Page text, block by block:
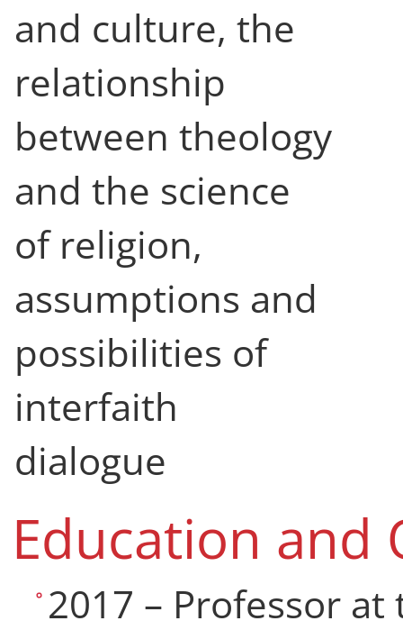
and culture, the
relationship
between theology
and the science
of religion,
assumptions and
possibilities of
interfaith
dialogue
Education and
2017 – Professor